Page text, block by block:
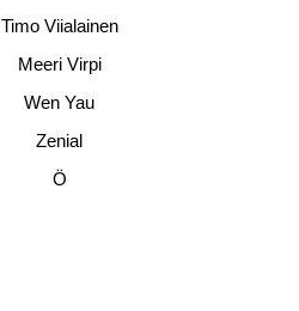
Timo Viialainen
Wen Yau
Zenial
Ö
Meeri Virpi